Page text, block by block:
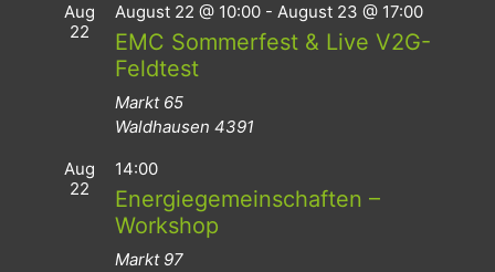
Aug
22
August 22 @ 10:00 - August 23 @ 17:00
EMC Sommerfest & Live V2G-
Feldtest
Markt 65
Waldhausen 4391
Aug
22
14:00
Energiegemeinschaften –
Workshop
Markt 97